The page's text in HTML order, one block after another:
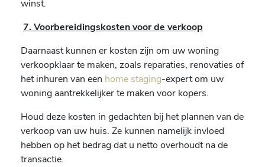
winst.
7. Voorbereidingskosten voor de verkoop
Daarnaast kunnen er kosten zijn om uw woning
verkoopklaar te maken, zoals reparaties, renovaties of
het inhuren van een home staging-expert om uw
woning aantrekkelijker te maken voor kopers.
Houd deze kosten in gedachten bij het plannen van de
verkoop van uw huis. Ze kunnen namelijk invloed
hebben op het bedrag dat u netto overhoudt na de
transactie.